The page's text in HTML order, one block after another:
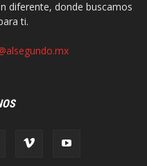
diferente, donde buscamos
ti.